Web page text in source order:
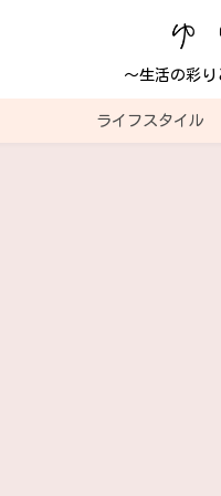
～生活の彩
ライフスタイル